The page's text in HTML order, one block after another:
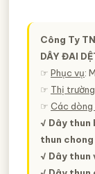
Công Ty
DÂY ĐAI
☞ Phục vụ:
☞ Thị trường
☞ Các dòng
√ Dây thun
thun chong
√ Dây thun